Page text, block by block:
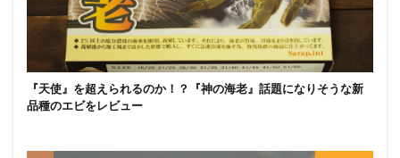
『天使』を超えられるのか！？『神の海老』話題になりそうな新
品種のエビをレビュー